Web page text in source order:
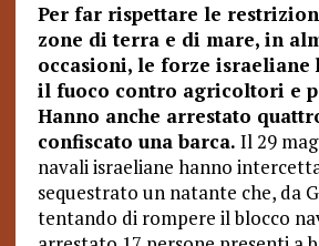
Per far rispettare le
zone di terra e di mare, in
occasioni, le forze israeliane
il fuoco contro agricoltori e
Hanno anche arrestato
confiscato una barca. Il 29
navali israeliane hanno
sequestrato un natante che, da
tentando di rompere il blocco